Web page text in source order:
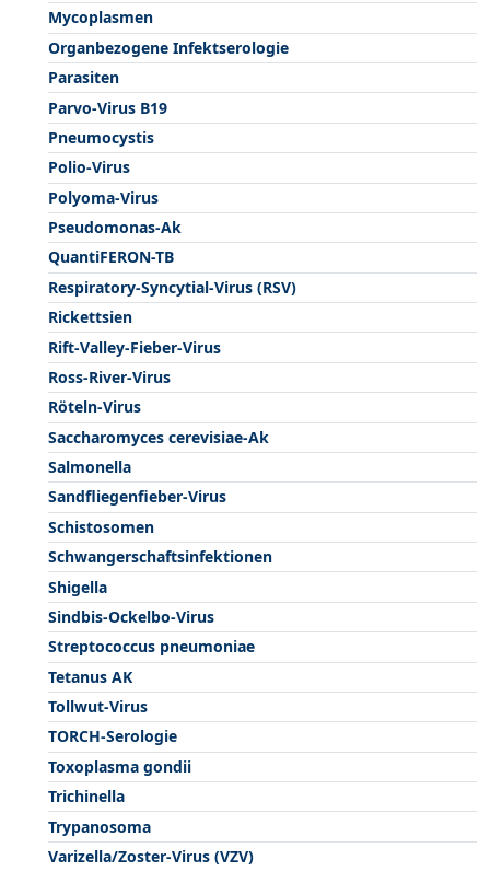
Mycoplasmen
Organbezogene Infektserologie
Parasiten
Parvo-Virus B19
Pneumocystis
Polio-Virus
Polyoma-Virus
Pseudomonas-Ak
QuantiFERON-TB
Respiratory-Syncytial-Virus (RSV)
Rickettsien
Rift-Valley-Fieber-Virus
Ross-River-Virus
Röteln-Virus
Saccharomyces cerevisiae-Ak
Salmonella
Sandfliegenfieber-Virus
Schistosomen
Schwangerschaftsinfektionen
Shigella
Sindbis-Ockelbo-Virus
Streptococcus pneumoniae
Tetanus AK
Tollwut-Virus
TORCH-Serologie
Toxoplasma gondii
Trichinella
Trypanosoma
Varizella/Zoster-Virus (VZV)